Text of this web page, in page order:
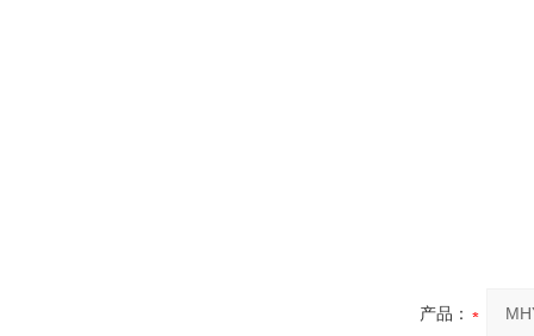
产品：